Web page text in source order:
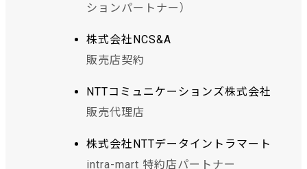
ションパートナー）
株式会社NCS&A
販売店契約
NTTコミュニケーションズ株式会社
販売代理店
株式会社NTTデータイントラマート
intra-mart 特約店パートナー